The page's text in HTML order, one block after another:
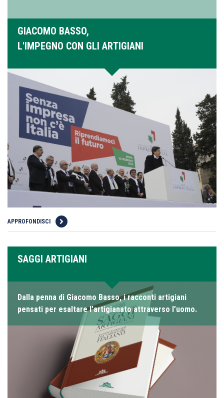
GIACOMO BASSO,
L'IMPEGNO CON GLI ARTIGIANI
APPROFONDISCI
SAGGI ARTIGIANI
Dalla penna di Giacomo Basso, i racconti artigiani
pensati per esaltare l’artigianato attraverso l’uomo.